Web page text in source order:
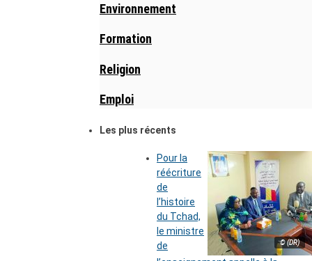
Environnement
Formation
Religion
Emploi
Les plus récents
© (DR)
Pour la
réécriture
de
l’histoire
du Tchad,
le ministre
de